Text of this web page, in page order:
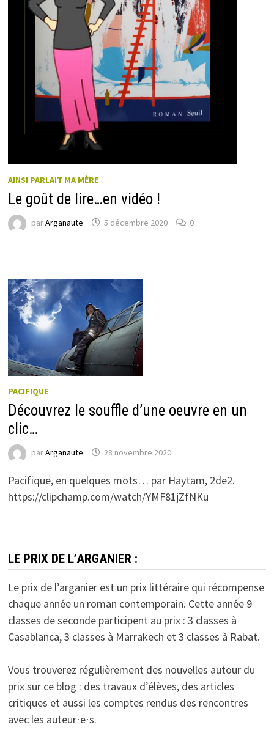
AINSI PARLAIT MA MÈRE
Le goût de lire…en vidéo !
parArganaute 5 décembre 2020 0
PACIFIQUE
Découvrez le souffle d’une oeuvre en un
clic…
parArganaute 28 novembre 2020
Pacifique, en quelques mots… par Haytam, 2de2.
https://clipchamp.com/watch/YMF81jZfNKu
LE PRIX DE L’ARGANIER :
Le prix de l’arganier est un prix littéraire qui récompense
chaque année un roman contemporain. Cette année 9
classes de seconde participent au prix : 3 classes à
Casablanca, 3 classes à Marrakech et 3 classes à Rabat.
Vous trouverez régulièrement des nouvelles autour du
prix sur ce blog : des travaux d’élèves, des articles
critiques et aussi les comptes rendus des rencontres
avec les auteur⋅e⋅s.